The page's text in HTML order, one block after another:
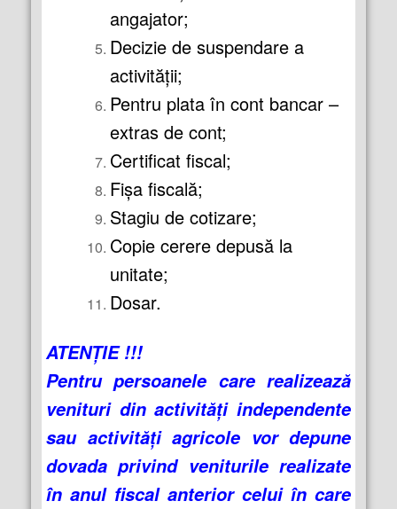
angajator;
Decizie de suspendare a
activităţii;
Pentru plata în cont bancar –
extras de cont;
Certificat fiscal;
Fișa fiscală;
Stagiu de cotizare;
Copie cerere depusă la
unitate;
Dosar.
ATENŢIE !!!
Pentru persoanele care realizează
venituri din activităţi independente
sau activităţi agricole vor depune
dovada privind veniturile realizate
în anul fiscal anterior celui în care